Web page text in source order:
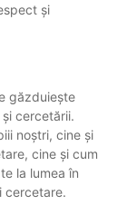
și
găzduiește
cercetării.
noștri, cine și
cine și cum
la lumea în
cercetare.